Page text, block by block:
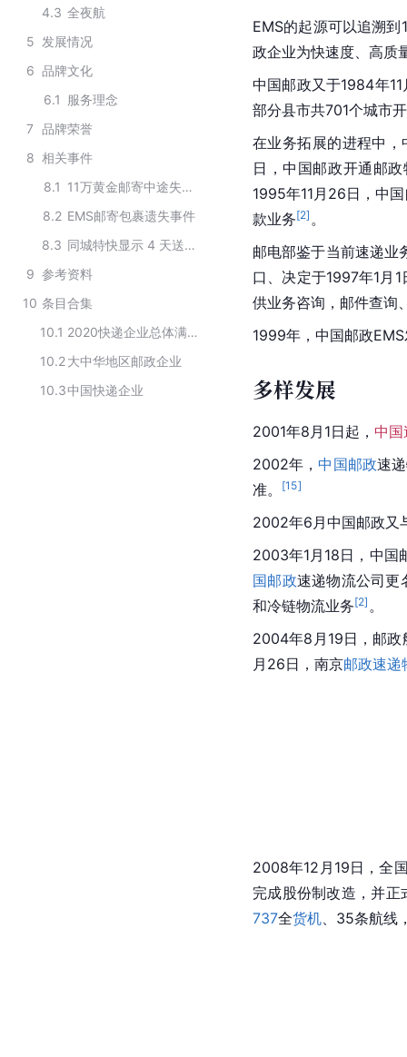
4.3 全夜航
5 发展情况
6 品牌文化
6.1 服务理念
7 品牌荣誉
8 相关事件
8.1
11万黄金邮寄中途失踪，EMS内部员工盗窃
8.2 EMS邮寄包裹遗失事件
8.3
同城特快显示 4 天送达事件
9 参考资料
10 条目合集
10.1
2020快递企业总体满意度排名
10.2大中华地区邮政企业
10.3中国快递企业
EMS的起源可以追溯
政企业为快速度、高质
中国邮政又于1984年
部分县市共701个城市
在业务拓展的进程中
日，中国邮政开通邮
1995年11月26日，中
款业务[2] 。
邮电部鉴于当前速递业
口、决定于1997年1月
供业务咨询，邮件查询
1999年，中国邮政
多样发展
2001年8月1日起， 中国
2002年，中国邮政速递
准。
[15]
2002年6月中国邮政又
2003年1月18日， 中国
国邮政速递物流公司更
和冷链物流业务[2] 。
2004年8月19日，邮政
月26日，南京邮政速递
2008年12月19日，全
完成股份制改造，并正
737全货机 、35条航